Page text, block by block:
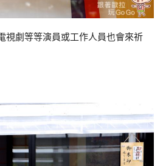
視劇等等演員或工作人員也會來祈